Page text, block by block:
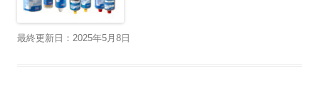
最終更新日：2025年5月8日